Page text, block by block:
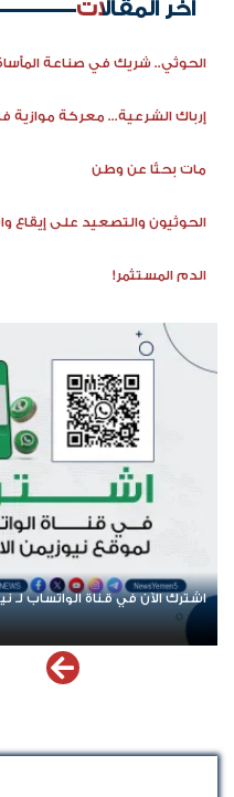
اخر المقالات
الحوثي.. شريك في صناعة المأساة
إرباك الشرعية... معركة
مات بحثًا عن وطن
الحوثيون والتصعيد على إيقاع
الدم المستثمر!
اشترك الآن في قناة الواتساب لـ